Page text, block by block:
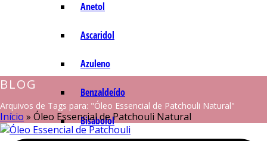
Anetol
Ascaridol
Azuleno
Benzaldeído
Bisabolol
BLOG
Arquivos de Tags para: "Óleo Essencial de Patchouli Natural"
Início » Óleo Essencial de Patchouli Natural